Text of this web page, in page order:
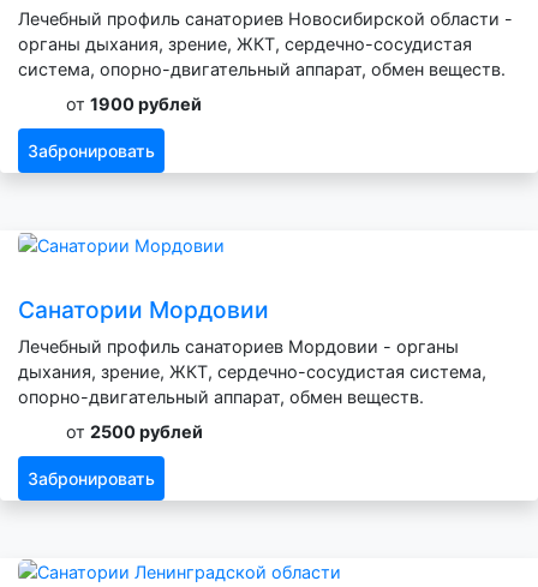
Лечебный профиль санаториев Новосибирской области -
органы дыхания, зрение, ЖКТ, сердечно-сосудистая
система, опорно-двигательный аппарат, обмен веществ.
от 1900 рублей
Забронировать
Санатории Мордовии
Лечебный профиль санаториев Мордовии - органы
дыхания, зрение, ЖКТ, сердечно-сосудистая система,
опорно-двигательный аппарат, обмен веществ.
от 2500 рублей
Забронировать